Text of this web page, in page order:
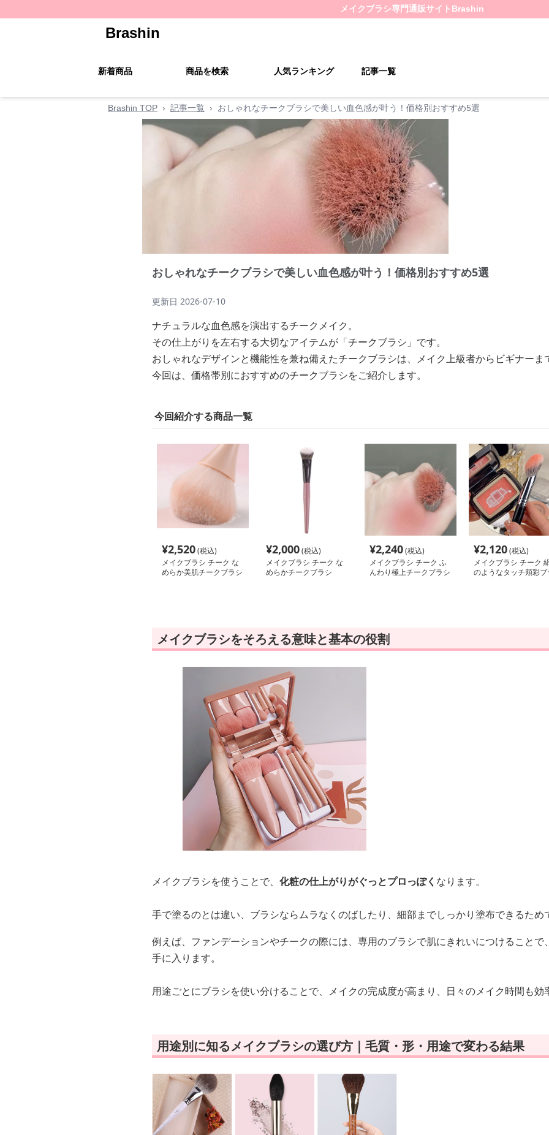
メイクブラシ専門通販サイト Brashin
Brashin
新着商品 商品を検索 人気ランキング 記事一覧
Brashin TOP › 記事一覧 › おしゃれなチークブラシで美しい血色感が叶う！価格別おすすめ5選
おしゃれなチークブラシで美しい血色感が叶う！価格別おすすめ5選
更新日 2026-07-10
ナチュラルな血色感を演出するチークメイク。
その仕上がりを左右する大切なアイテムが「チークブラシ」です。
おしゃれなデザインと機能性を兼ね備えたチークブラシは、メイク上級者からビギナー
今回は、価格帯別におすすめのチークブラシをご紹介します。
今回紹介する商品一覧
¥2,520(税込)
メイクブラシ チーク な
めらか美肌チークブラシ
¥2,000(税込)
メイクブラシ チーク な
めらかチークブラシ
¥2,240(税込)
メイクブラシ チーク ふ
んわり極上チークブラシ
¥2,120(税込)
メイクブラシ チーク
のようなタッチ頬彩ブ
メイクブラシをそろえる意味と基本の役割
メイクブラシを使うことで、 化粧の仕上がりがぐっとプロっぽく なります。
手で塗るのとは違い、ブラシならムラなくのばしたり、細部までしっかり塗布できるため
例えば、ファンデーションやチークの際には、専用のブラシで肌にきれいにつけること
手に入ります。
用途ごとにブラシを使い分けることで、メイクの完成度が高まり、日々のメイク時間も効
用途別に知るメイクブラシの選び方｜毛質・形・用途で変わる結果